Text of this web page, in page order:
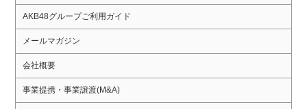
AKB48グループご利用ガイド
メールマガジン
会社概要
事業提携・事業譲渡(M&A)